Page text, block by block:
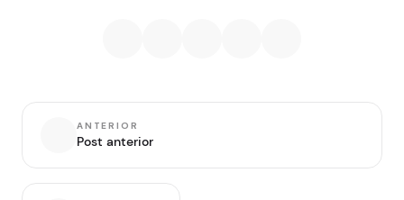
ANTERIOR
Post anterior